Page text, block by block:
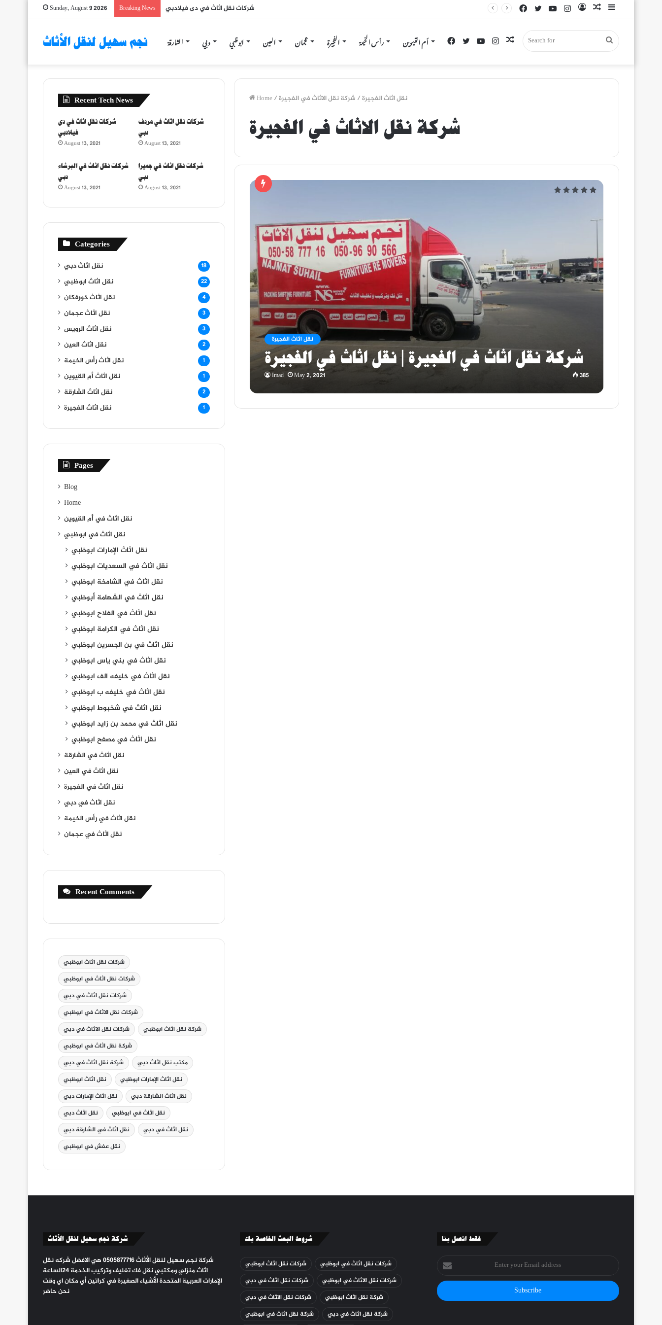
Sunday, August 9 2026 Breaking News شركات نقل اثاث في دى فيلادبي
Random
Log
Instagram
YouTube
Twitter
Facebook
نجم سهيل لنقل الأثاث الشارقة دبي ابوظبي العين عجمان الفجيرة رأس الخيمة أم القيوين Search
for
Random
Instagram
YouTube
Twitter
Facebook
Home / نقل اثاث الفجيرة/ شركة نقل الاثاث في الفجيرة
شركة نقل الاثاث في الفجيرة
نقل اثاث الفجيرة
شركة نقل اثاث في الفجيرة | نقل اثاث في الفجيرة
Imad May 2, 2021 385
Recent Tech News
شركات نقل اثاث في دى
فيلادبي
August 13, 2021
شركات نقل اثاث في مردف
دبي
August 13, 2021
شركات نقل اثاث في البرشاء
دبي
August 13, 2021
شركات نقل اثاث في جميرا
دبي
August 13, 2021
Categories
نقل اثاث دبي 18
نقل اثاث ابوظبي 22
نقل اثاث خورفكان 4
نقل اثاث عجمان 3
نقل اثاث الرويس 3
نقل اثاث العين 2
نقل اثاث رأس الخيمة 1
نقل اثاث أم القيوين 1
نقل اثاث الشارقة 2
نقل اثاث الفجيرة 1
Pages
Blog
Home
نقل اثاث في أم القيوين
نقل اثاث في ابوظبي
نقل اثاث الإمارات ابوظبي
نقل اثاث في السعديات ابوظبي
نقل اثاث في الشامخة ابوظبي
نقل اثاث في الشهامة أبوظبي
نقل اثاث في الفلاح ابوظبي
نقل اثاث في الكرامة ابوظبي
نقل اثاث في بن الجسرين ابوظبي
نقل اثاث في بني ياس ابوظبي
نقل اثاث في خليفه الف ابوظبي
نقل اثاث في خليفه ب ابوظبي
نقل اثاث في شخبوط ابوظبي
نقل اثاث في محمد بن زايد ابوظبي
نقل اثاث في مصفح ابوظبي
نقل اثاث في الشارقة
نقل اثاث في العين
نقل اثاث في الفجيرة
نقل اثاث في دبي
نقل اثاث في رأس الخيمة
نقل اثاث في عجمان
Recent Comments
شركات نقل اثاث ابوظبي
شركات نقل اثاث في ابوظبي
شركات نقل اثاث في دبي
شركات نقل الاثاث في ابوظبي
شركات نقل الاثاث في دبي
شركة نقل اثاث ابوظبي
شركة نقل اثاث في ابوظبي
شركة نقل اثاث في دبي
مكتب نقل اثاث دبي
نقل اثاث ابوظبي
نقل اثاث الإمارات ابوظبي
نقل اثاث الإمارات دبي
نقل اثاث الشارقة دبي
نقل اثاث دبي
نقل اثاث في ابوظبي
نقل اثاث في الشارقة دبي
نقل اثاث في دبي
نقل عفش في ابوظبي
شركة نجم سهيل لنقل الأثاث
شركة نجم سهيل لنقل الأثاث 0505877716 هي الافضل شركه نقل
اثاث منزلي ومكتبي نقل فك تغليف وتركيب الخدمة ٢٤الساعة
الإمارات العربية المتحدة الأشياء الصغيرة في كراتين أي مكان اي وقت
نحن حاضر
شروط البحث الخاصة بك
شركات نقل اثاث ابوظبي
شركات نقل اثاث في ابوظبي
شركات نقل اثاث في دبي
شركات نقل الاثاث في ابوظبي
شركات نقل الاثاث في دبي
شركة نقل اثاث ابوظبي
شركة نقل اثاث في ابوظبي
شركة نقل اثاث في دبي
فقط اتصل بنا
Enter
your
Email
address